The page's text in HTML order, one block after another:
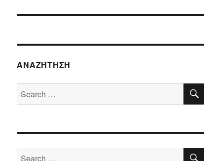
ΑΝΑΖΉΤΗΣΗ
Search
for:
Search